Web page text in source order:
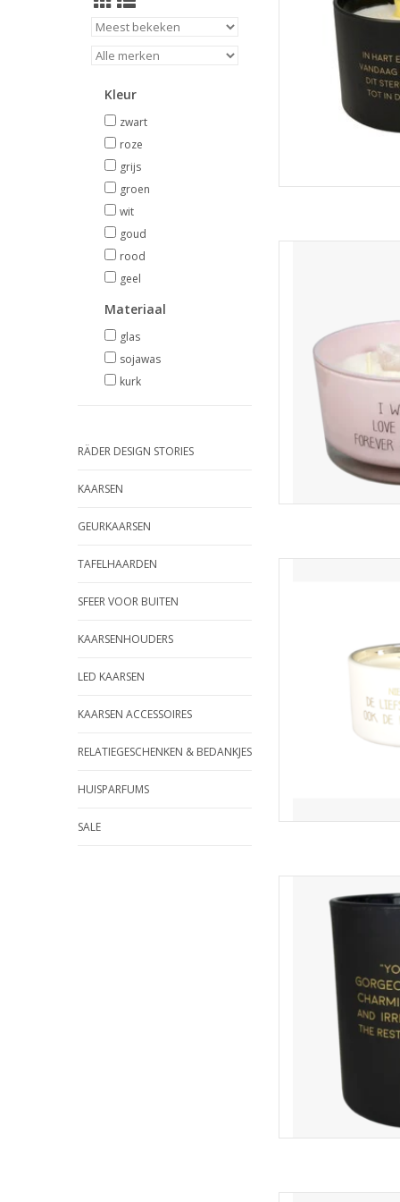
Kleur
zwart
roze
grijs
groen
wit
goud
rood
geel
Materiaal
glas
sojawas
kurk
RÄDER DESIGN STORIES
KAARSEN
GEURKAARSEN
TAFELHAARDEN
SFEER VOOR BUITEN
KAARSENHOUDERS
LED KAARSEN
KAARSEN ACCESSOIRES
RELATIEGESCHENKEN & BEDANKJES
HUISPARFUMS
SALE
TOEVOEGEN
sojawas. Deze